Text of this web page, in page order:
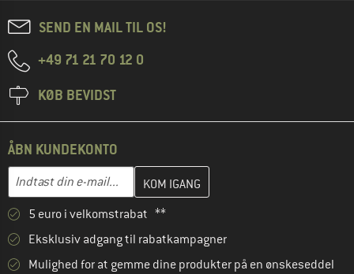
SEND EN MAIL TIL OS!
+49 71 21 70 12 0
KØB BEVIDST
ÅBN KUNDEKONTO
E-mail-adresse
Indtast din e-mailadresse her, og opret i næste trin din
5 euro i velkomstrabat **
Eksklusiv adgang til rabatkampagner
Mulighed for at gemme dine produkter på en ønskeseddel